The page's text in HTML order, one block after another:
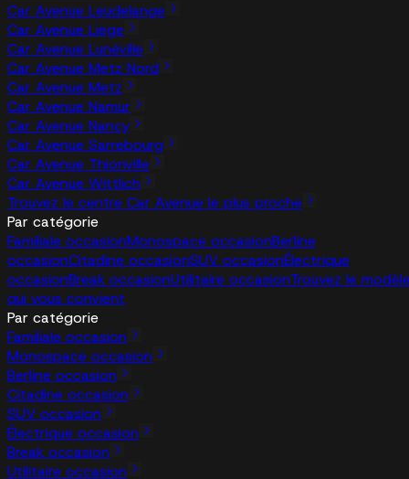
Car Avenue Leudelange
Car Avenue Liege
Car Avenue Lunéville
Car Avenue Metz Nord
Car Avenue Metz
Car Avenue Namur
Car Avenue Nancy
Car Avenue Sarrebourg
Car Avenue Thionville
Car Avenue Wittlich
Trouvez le centre Car Avenue le plus proche
Par catégorie
Familiale occasionMonospace occasionBerline
occasionCitadine occasionSUV occasionÉlectrique
occasionBreak occasionUtilitaire occasionTrouvez le
qui vous convient
Par catégorie
Familiale occasion
Monospace occasion
Berline occasion
Citadine occasion
SUV occasion
Électrique occasion
Break occasion
Utilitaire occasion